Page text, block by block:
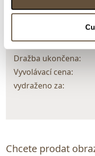
VYDRAŽENO
Bohumil
305175. Bohaté zátiší
Dražba ukončena:
Vyvolávací cena:
vydraženo za:
Chcete prodat